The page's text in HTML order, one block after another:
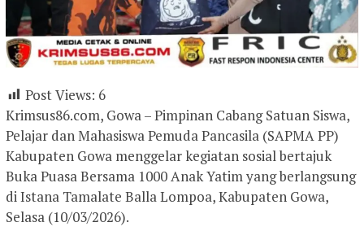
Post Views: 6
Krimsus86.com, Gowa – Pimpinan Cabang Satuan Siswa,
Pelajar dan Mahasiswa Pemuda Pancasila (SAPMA PP)
Kabupaten Gowa menggelar kegiatan sosial bertajuk
Buka Puasa Bersama 1000 Anak Yatim yang berlangsung
di Istana Tamalate Balla Lompoa, Kabupaten Gowa,
Selasa (10/03/2026).